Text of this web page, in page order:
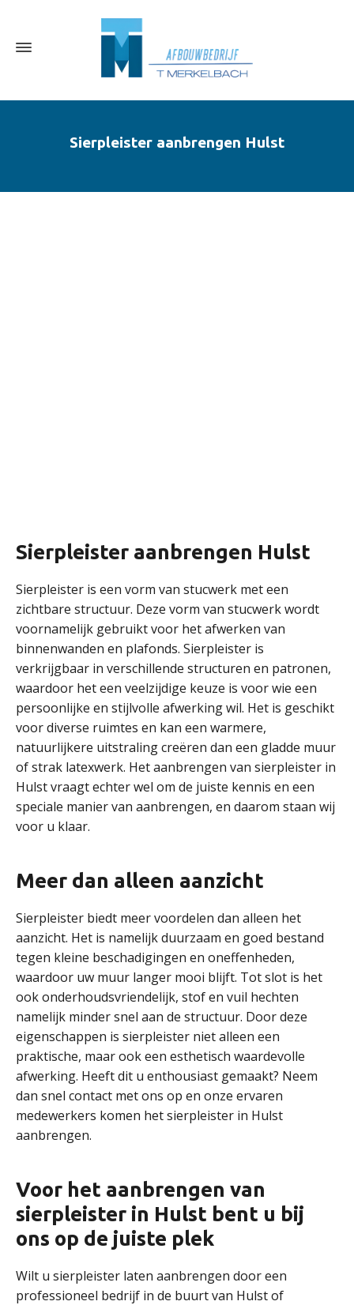
Sierpleister aanbrengen Hulst
Sierpleister aanbrengen Hulst
Sierpleister is een vorm van stucwerk met een
zichtbare structuur. Deze vorm van stucwerk wordt
voornamelijk gebruikt voor het afwerken van
binnenwanden en plafonds. Sierpleister is
verkrijgbaar in verschillende structuren en patronen,
waardoor het een veelzijdige keuze is voor wie een
persoonlijke en stijlvolle afwerking wil. Het is geschikt
voor diverse ruimtes en kan een warmere,
natuurlijkere uitstraling creëren dan een gladde muur
of strak latexwerk. Het aanbrengen van sierpleister in
Hulst vraagt echter wel om de juiste kennis en een
speciale manier van aanbrengen, en daarom staan wij
voor u klaar.
Meer dan alleen aanzicht
Sierpleister biedt meer voordelen dan alleen het
aanzicht. Het is namelijk duurzaam en goed bestand
tegen kleine beschadigingen en oneffenheden,
waardoor uw muur langer mooi blijft. Tot slot is het
ook onderhoudsvriendelijk, stof en vuil hechten
namelijk minder snel aan de structuur. Door deze
eigenschappen is sierpleister niet alleen een
praktische, maar ook een esthetisch waardevolle
afwerking. Heeft dit u enthousiast gemaakt? Neem
dan snel contact met ons op en onze ervaren
medewerkers komen het sierpleister in Hulst
aanbrengen.
Voor het aanbrengen van
sierpleister in Hulst bent u bij
ons op de juiste plek
Wilt u sierpleister laten aanbrengen door een
professioneel bedrijf in de buurt van Hulst of